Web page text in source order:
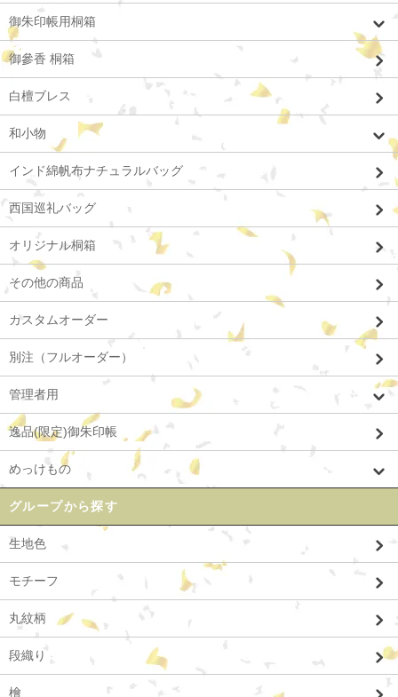
御朱印帳用桐箱
御參香 桐箱
白檀ブレス
和小物
インド綿帆布ナチュラルバッグ
西国巡礼バッグ
オリジナル桐箱
その他の商品
カスタムオーダー
別注（フルオーダー）
管理者用
逸品(限定)御朱印帳
めっけもの
グループから探す
生地色
モチーフ
丸紋柄
段織り
檜